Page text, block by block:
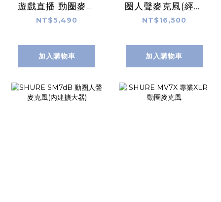
遊戲直播 動圈麥克
風
NT$5,490
加入購物車
圈人聲麥克風(經典
首選)
NT$16,500
加入購物車